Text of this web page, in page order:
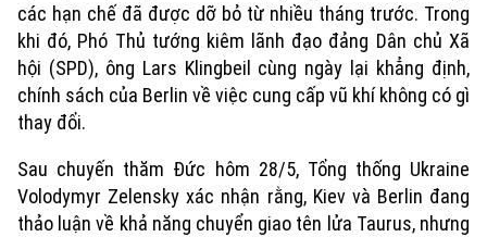
Chuyên mục
Hà Nội
Hà Nội
các hạn chế đã được dỡ bỏ từ nhiều tháng trước. Trong
khi đó, Phó Thủ tướng kiêm lãnh đạo đảng Dân chủ Xã
hội (SPD), ông Lars Klingbeil cùng ngày lại khẳng định,
chính sách của Berlin về việc cung cấp vũ khí không có gì
thay đổi.
Sau chuyến thăm Đức hôm 28/5, Tổng thống Ukraine
Volodymyr Zelensky xác nhận rằng, Kiev và Berlin đang
thảo luận về khả năng chuyển giao tên lửa Taurus, nhưng